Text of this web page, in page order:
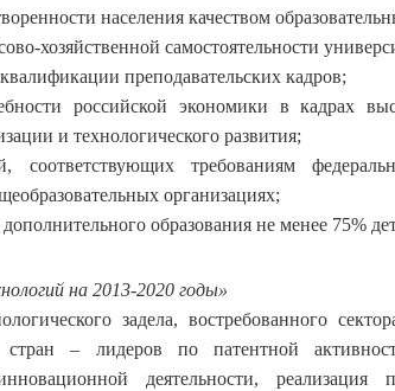
населения качеством
хозяйственной самостоятельности
преподавательских кадров;
российской экономики в кадрах
и технологического развития;
требованиям
организациях;
образования не менее 75%
на 2013-2020 годы»
задела, востребованного
– лидеров по патентной
деятельности,